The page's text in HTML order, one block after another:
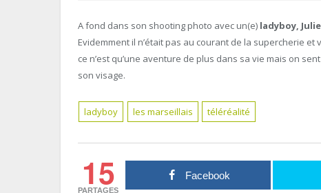
A fond dans son shooting photo avec un(e) ladyboy,
Evidemment il n’était pas au courant de la supercherie
ce n’est qu’une aventure de plus dans sa vie mais on
son visage.
ladyboy les marseillais téléréalité
15
PARTAGES
Facebook